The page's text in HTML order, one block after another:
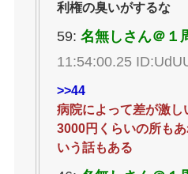
利権の臭いがするな
59: 名無しさん＠１
11:54:00.25
>>44
病院によって差が激し
3000円くらいの所も
いう話もある